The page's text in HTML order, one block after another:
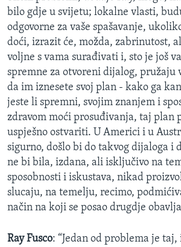
bilo gdje u svijetu; lokalne vlasti,
odgovorne za vaše spašavanje,
doći, izrazit će, možda, zabrinutost,
voljne s vama surađivati i, sto je još
spremne za otvoreni dijalog, pružaju
da im iznesete svoj plan - kako ga
jeste li spremni, svojim znanjem i
zdravom moći prosuđivanja, taj plan
uspješno ostvariti. U Americi i u
sigurno, došlo bi do takvog dijaloga i
ne bi bila, izdana, ali isključivo na
sposobnosti i iskustava, nikad
slucaju, na temelju, recimo,
način na koji se posao drugdje
Ray Fusco: “Jedan od problema je taj,